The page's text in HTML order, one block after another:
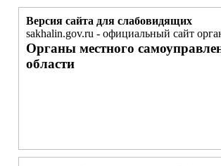
Версия сайта для слабовидящих
sakhalin.gov.ru - официальный сайт
Органы местного
области